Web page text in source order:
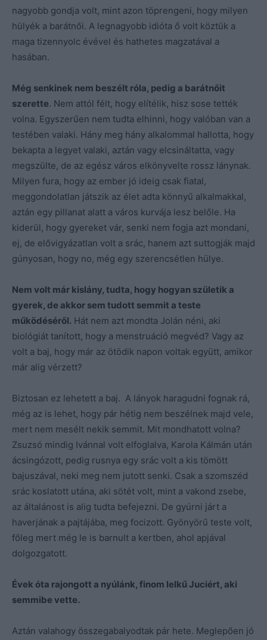
nagyobb gondja volt, mint azon töprengeni, hogy milyen
hülyék a barátnői. A legnagyobb idióta ő volt köztük a
maga tizennyolc évével és hathetes magzatával a
hasában.
Még senkinek nem beszélt róla, pedig a barátnőit
szerette. Nem attól félt, hogy elítélik, hisz sose tették
volna. Egyszerűen nem tudta elhinni, hogy valóban van a
testében valaki. Hány meg hány alkalommal hallotta, hogy
bekapta a legyet valaki, aztán vagy elcsináltatta, vagy
megszülte, de az egész város elkönyvelte rossz lánynak.
Milyen fura, hogy az ember jó ideig csak fiatal,
meggondolatlan játszik az élet adta könnyű alkalmakkal,
aztán egy pillanat alatt a város kurvája lesz belőle. Ha
kiderül, hogy gyereket vár, senki nem fogja azt mondani,
ej, de elővigyázatlan volt a srác, hanem azt suttogják majd
gúnyosan, hogy no, még egy szerencsétlen hülye.
Nem volt már kislány, tudta, hogy hogyan születik a
gyerek, de akkor sem tudott semmit a teste
működéséről. Hát nem azt mondta Jolán néni, aki
biológiát tanított, hogy a menstruáció megvéd? Vagy az
volt a baj, hogy már az ötödik napon voltak együtt, amikor
már alig vérzett?
Biztosan ez lehetett a baj. A lányok haragudni fognak rá,
még az is lehet, hogy pár hétig nem beszélnek majd vele,
mert nem mesélt nekik semmit. Mit mondhatott volna?
Zsuzsó mindig Ivánnal volt elfoglalva, Karola Kálmán után
ácsingózott, pedig rusnya egy srác volt a kis tömött
bajuszával, neki meg nem jutott senki. Csak a szomszéd
srác koslatott utána, aki sötét volt, mint a vakond zsebe,
az általánost is alig tudta befejezni. De gyúrni járt a
haverjának a pajtájába, meg focizott. Gyönyörű teste volt,
főleg mert még le is barnult a kertben, ahol apjával
dolgozgatott.
Évek óta rajongott a nyúlánk, finom lelkű Juciért, aki
semmibe vette.
Aztán valahogy összegabalyodtak pár hete. Meglepően jó